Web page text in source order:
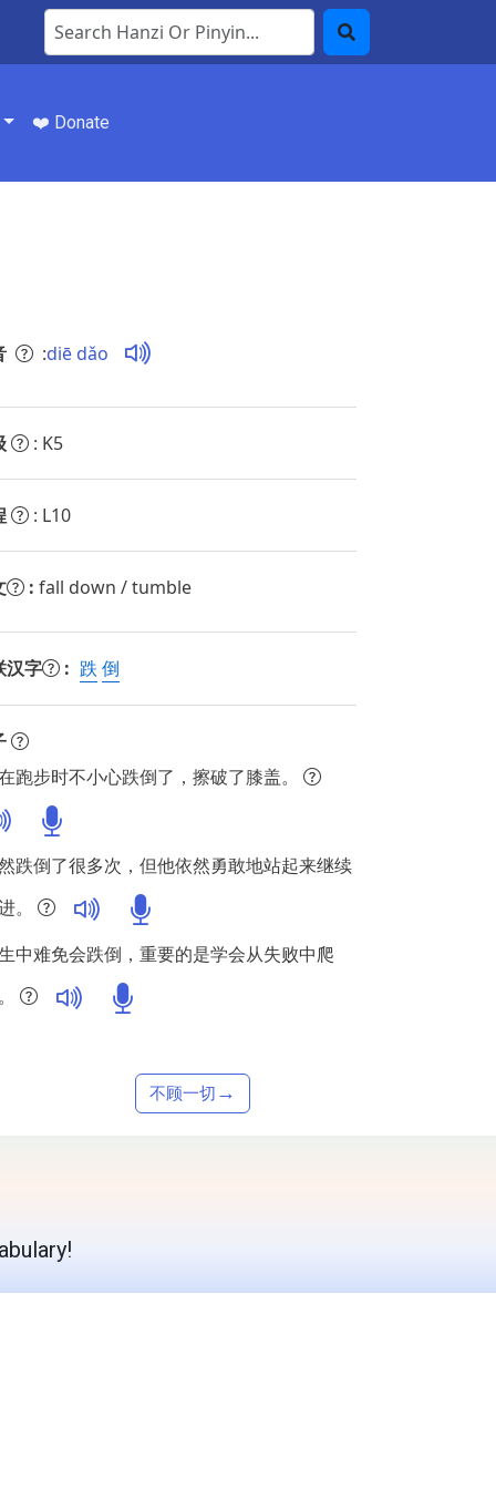
Search Hanzi or Pinyin
Search
❤️ Donate
:diē dǎo
: K5
: L10
: fall down / tumble
汉字 : 跌 倒
跑步时不小心跌倒了，擦破了膝盖。
跌倒了很多次，但他依然勇敢地站起来继续
。
中难免会跌倒，重要的是学会从失败中爬
不顾一切 →